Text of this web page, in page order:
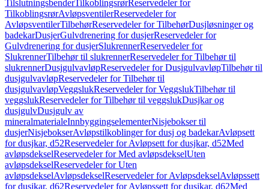
TilslutningsbenderTilkoblingsrørReservedeler for
TilkoblingsrørAvløpsventilerReservedeler for
AvløpsventilerTilbehørReservedeler for TilbehørDusjløsninger og
badekarDusjerGulvdrenering for dusjerReservedeler for
Gulvdrenering for dusjerSlukrennerReservedeler for
SlukrennerTilbehør til slukrennerReservedeler for Tilbehør til
slukrennerDusjgulvavløpReservedeler for DusjgulvavløpTilbehør til
dusjgulvavløpReservedeler for Tilbehør til
dusjgulvavløpVeggslukReservedeler for VeggslukTilbehør til
veggslukReservedeler for Tilbehør til veggslukDusjkar og
dusjgulvDusjgulv av
mineralmaterialeInnbyggingselementerNisjebokser til
dusjerNisjebokserAvløpstilkoblinger for dusj og badekarAvløpsett
for dusjkar, d52Reservedeler for Avløpsett for dusjkar, d52Med
avløpsdekselReservedeler for Med avløpsdekselUten
avløpsdekselReservedeler for Uten
avløpsdekselAvløpsdekselReservedeler for AvløpsdekselAvløpssett
for dusjkar, d62Reservedeler for Avløpssett for dusjkar, d62Med